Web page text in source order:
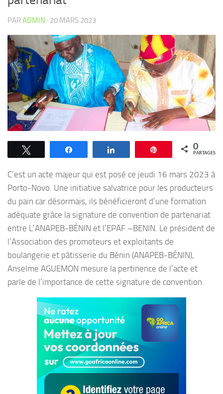
PARADMIN · 20 MARS 2023
Épingle 0
PARTAGES
C’est un acte majeur qui est posé ce jeudi 16 mars 2023 à
Porto-Novo. Une initiative salvatrice pour les producteurs
du pain car désormais, ils bénéficieront d’une formation
adéquate grâce la signature de convention de partenariat
entre L’ANAPEB-BÉNIN et l’EPAF –BENIN. Le président de
l’Association des promoteurs et exploitants de
boulangerie et pâtisserie du Bénin (ANAPEB-BÉNIN),
Anselme AGUEMON mesure la pertinence de l’acte et
parle de l’importance de cette signature de convention.